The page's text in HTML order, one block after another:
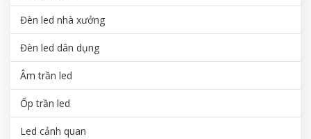
Đèn led nhà xưởng
Đèn led dân dụng
Âm trần led
Ốp trần led
Led cảnh quan